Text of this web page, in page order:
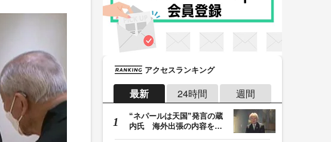
アクセスランキング
最新 24時間 週間
“ネパールは天国”発言の蔵
内氏 海外出張の内容を説